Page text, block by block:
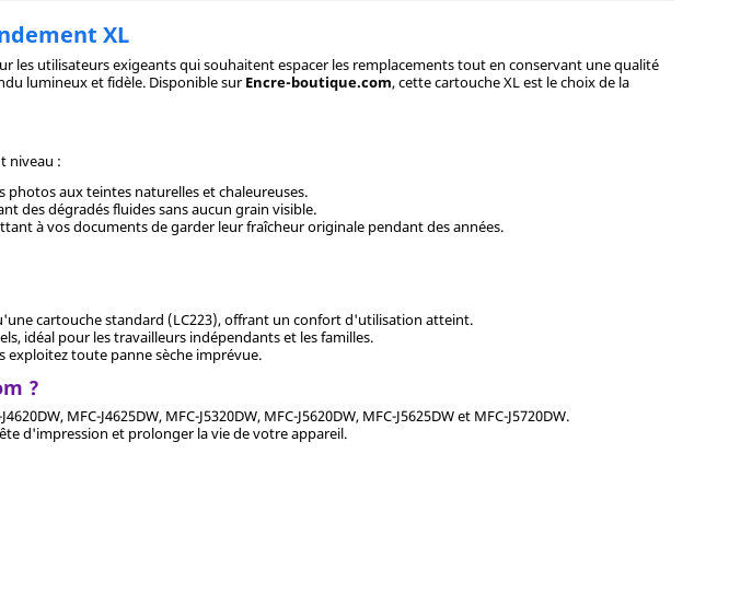
XL
les utilisateurs exigeants qui souhaitent espacer les remplacements tout en conservant une qualité
lumineux et fidèle. Disponible surEncre-boutique.com, cette cartouche XL est le choix de la
niveau :
photos aux teintes naturelles et chaleureuses.
des dégradés fluides sans aucun grain visible.
à vos documents de garder leur fraîcheur originale pendant des années.
cartouche standard (LC223), offrant un confort d'utilisation atteint.
idéal pour les travailleurs indépendants et les familles.
exploitez toute panne sèche imprévue.
?
MFC-J4625DW, MFC-J5320DW, MFC-J5620DW, MFC-J5625DW et MFC-J5720DW.
d'impression et prolonger la vie de votre appareil.